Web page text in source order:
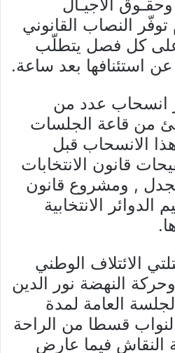
الأجيـال
النصاب القانوني
كل فصل يتطلّب
انسحاب عدد من
من قاعة الجلسات
الانسحاب قبل
قانون الانتخابات
للجدل , ومشروع قانون
الانتخابية
الائتلاف الوطني
النهضة نور الدين
العامة لمدة
قسطا من الراحة
النقاش فيما عارض